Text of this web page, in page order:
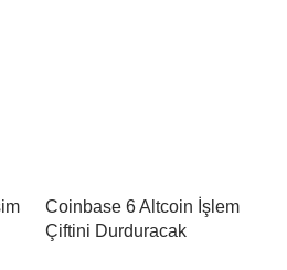
Coinbase 6 Altcoin İşlem
Çiftini Durduracak